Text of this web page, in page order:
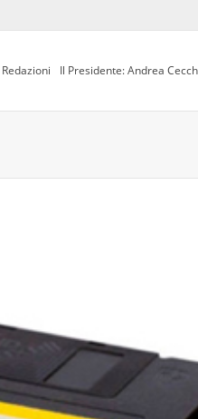
Redazioni Il Presidente: Andrea